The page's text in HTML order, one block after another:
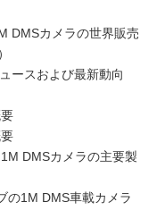
DMSカメラの世界販売
ースおよび最新動向
DMSカメラの主要製
の1M DMS車載カメラ